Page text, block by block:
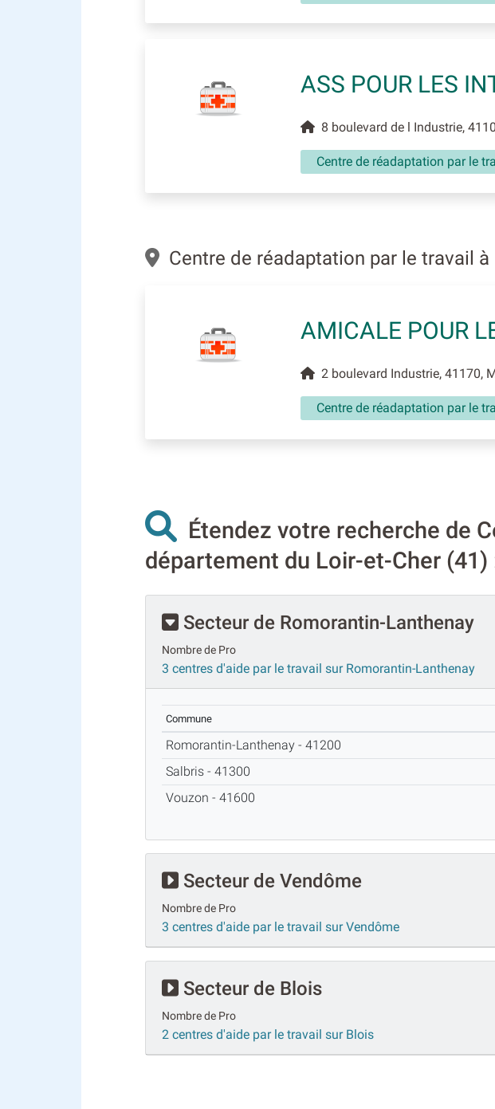
ASS POUR LES
8 boulevard de l Industrie,
Centre de réadaptation par le
Centre de réadaptation par le travail
AMICALE POUR
2 boulevard Industrie, 41170,
Centre de réadaptation par le
Étendez votre recherche de
département du Loir-et-Cher (41)
Secteur de Romorantin-Lanthenay
Nombre de Pro
3 centres d'aide par le travail sur Romorantin-Lanthenay
Commune
Romorantin-Lanthenay - 41200
Salbris - 41300
Vouzon - 41600
Secteur de Vendôme
Nombre de Pro
3 centres d'aide par le travail sur Vendôme
Secteur de Blois
Nombre de Pro
2 centres d'aide par le travail sur Blois